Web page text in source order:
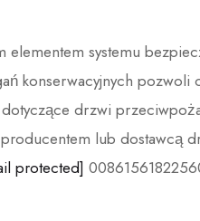
systemu
konserwacyjnych
dotyczące drzwi
producentem lub
protected]